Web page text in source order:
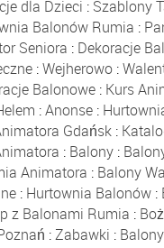
dla Dzieci : Szablony
Balonów Rumia :
Seniora : Dekoracje
:Wejherowo :
Balonowe : Kurs
:Anonse :
Gdańsk :
: Balony:
Animatora : Balony
: Hurtownia Balonów :
z Balonami Rumia :
:Zabawki :